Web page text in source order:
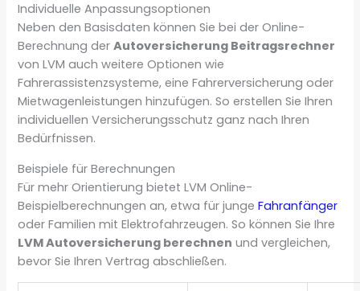
Individuelle Anpassungsoptionen
Neben den Basisdaten können Sie bei der Online-
Berechnung derAutoversicherung Beitragsrechner
von LVM auch weitere Optionen wie
Fahrerassistenzsysteme, eine Fahrerversicherung oder
Mietwagenleistungen hinzufügen. So erstellen Sie Ihren
individuellen Versicherungsschutz ganz nach Ihren
Bedürfnissen.
Beispiele für Berechnungen
Für mehr Orientierung bietet LVM Online-
Beispielberechnungen an, etwa für jungeFahranfänger
oder Familien mit Elektrofahrzeugen. So können Sie Ihre
LVM Autoversicherung berechnen und vergleichen,
bevor Sie Ihren Vertrag abschließen.